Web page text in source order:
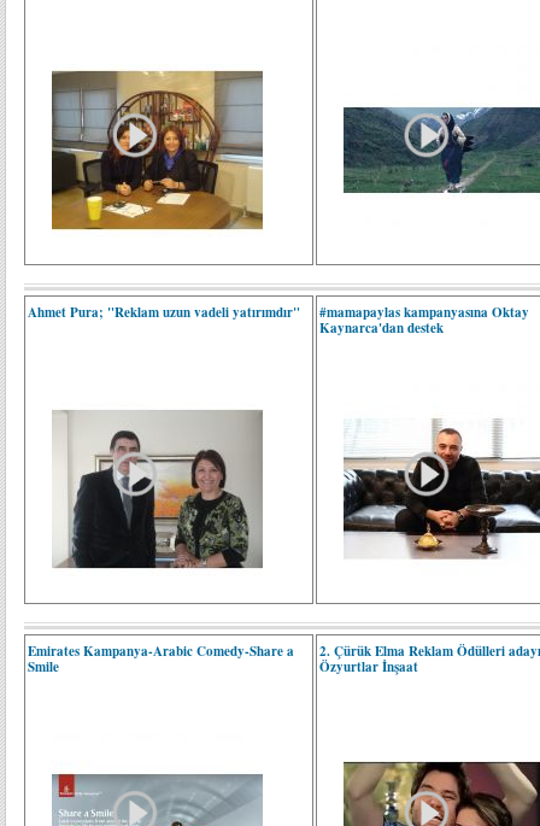
Ahmet Pura; "Reklam uzun vadeli yatırımdır"
#mamapaylas kampanyasına Oktay
Kaynarca'dan destek
Emirates Kampanya-Arabic Comedy-Share a
Smile
2. Çürük Elma Reklam Ödülleri
Özyurtlar İnşaat